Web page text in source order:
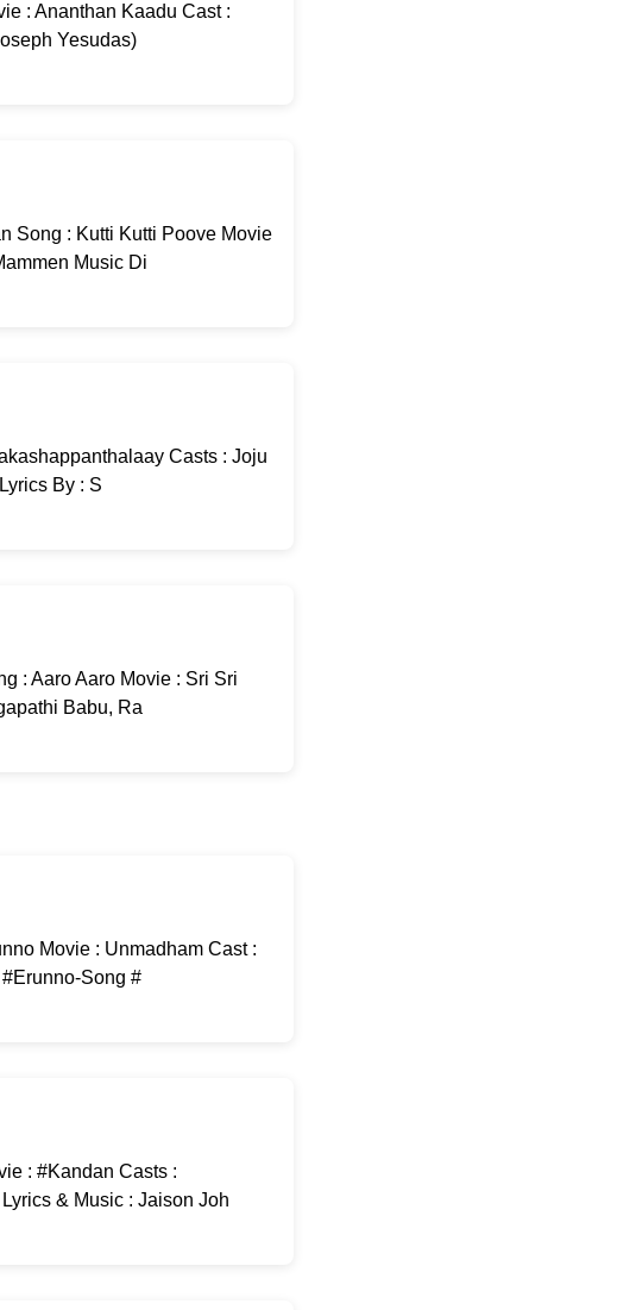
: Ananthan Kaadu Cast :
Yesudas)
Song : Kutti Kutti Poove Movie
Music Di
Casts : Joju
By : S
: Aaro Aaro Movie : Sri Sri
Babu, Ra
Movie : Unmadham Cast :
Song #
: #Kandan Casts :
& Music : Jaison Joh